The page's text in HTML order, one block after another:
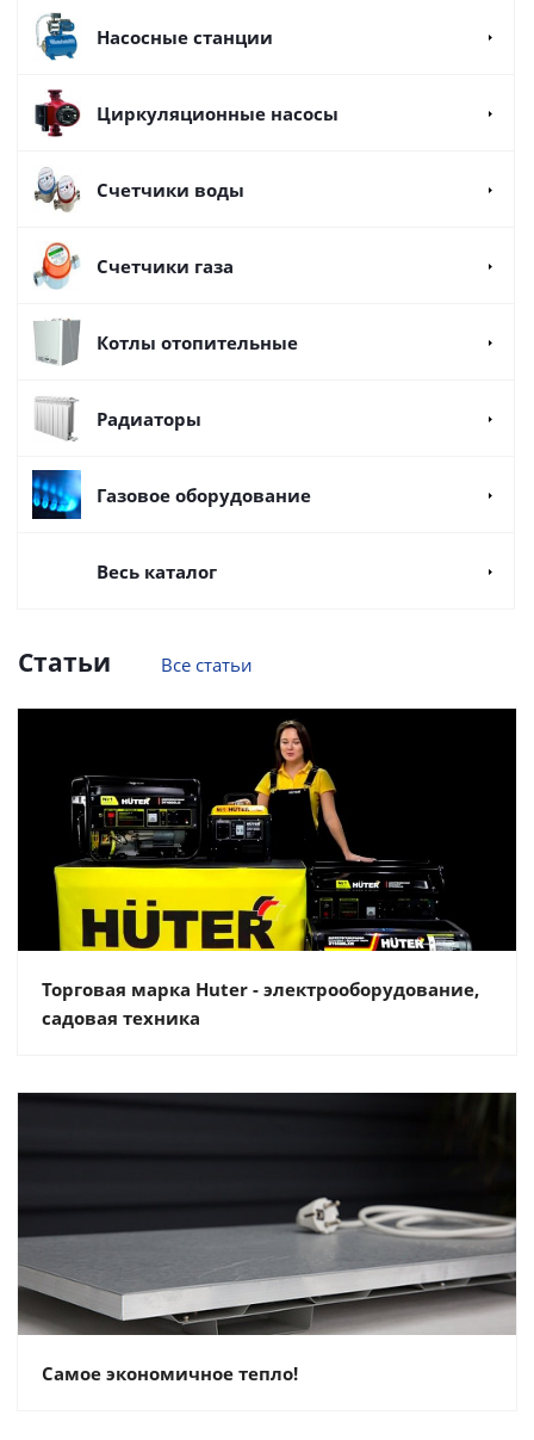
Насосные станции
Циркуляционные насосы
Счетчики воды
Счетчики газа
Котлы отопительные
Радиаторы
Газовое оборудование
Весь каталог
Статьи Все статьи
Торговая марка Huter - электрооборудование,
садовая техника
Самое экономичное тепло!